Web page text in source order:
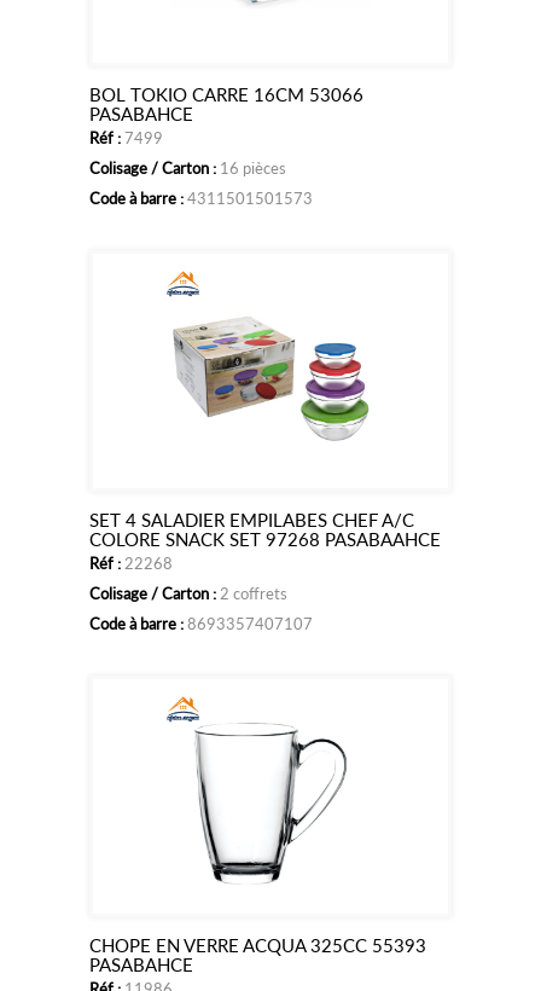
Ajouter
panier
BOL TOKIO CARRE 16CM 53066
PASABAHCE
Réf :7499
Colisage / Carton : 16 pièces
Code à barre :4311501501573
Ajouter
panier
SET 4 SALADIER EMPILABES CHEF A/C
COLORE SNACK SET 97268 PASABAAHCE
Réf : 22268
Colisage / Carton : 2 coffrets
Code à barre :8693357407107
Ajouter
CHOPE EN VERRE ACQUA 325CC 55393
PASABAHCE